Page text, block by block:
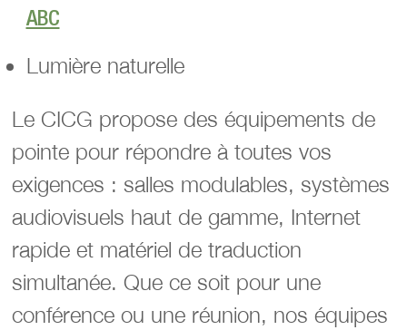
ABC
Lumière naturelle
Le CICG propose des équipements de
pointe pour répondre à toutes vos
exigences : salles modulables, systèmes
audiovisuels haut de gamme, Internet
rapide et matériel de traduction
simultanée. Que ce soit pour une
conférence ou une réunion, nos équipes